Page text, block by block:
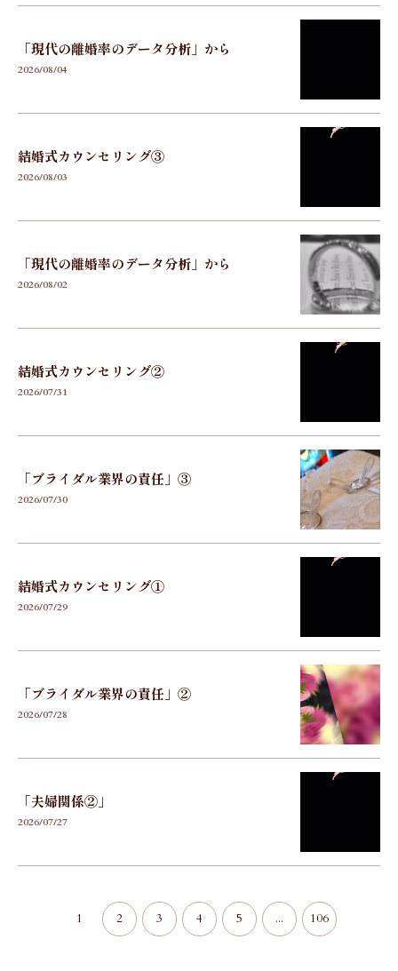
「現代の離婚率のデータ分析」から
2026/08/04
結婚式カウンセリング③
2026/08/03
「現代の離婚率のデータ分析」から
2026/08/02
結婚式カウンセリング②
2026/07/31
「ブライダル業界の責任」③
2026/07/30
結婚式カウンセリング①
2026/07/29
「ブライダル業界の責任」②
2026/07/28
「夫婦関係②」
2026/07/27
1 2 3 4 5 ... 106